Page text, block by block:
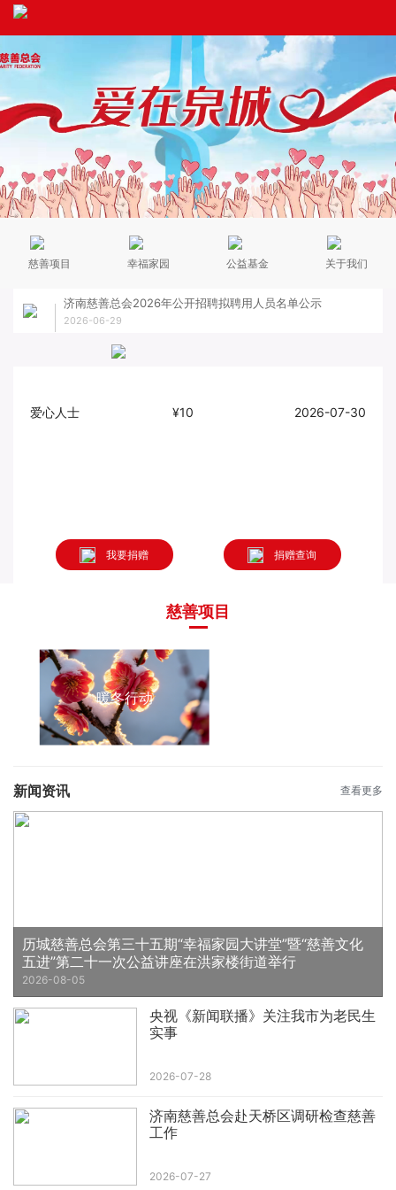
慈善项目 幸福家园 公益基金 关于我们
济南慈善总会2026年公开招聘拟聘用人员名单公示
2026-06-29
爱心人士 ¥10 2026-07-30
我要捐赠 捐赠查询
慈善项目
暖冬行动
新闻资讯 查看更多
历城慈善总会第三十五期“幸福家园大讲堂”暨“慈善文化
五进”第二十一次公益讲座在洪家楼街道举行
2026-08-05
央视《新闻联播》关注我市为老民生
实事
2026-07-28
济南慈善总会赴天桥区调研检查慈善
工作
2026-07-27